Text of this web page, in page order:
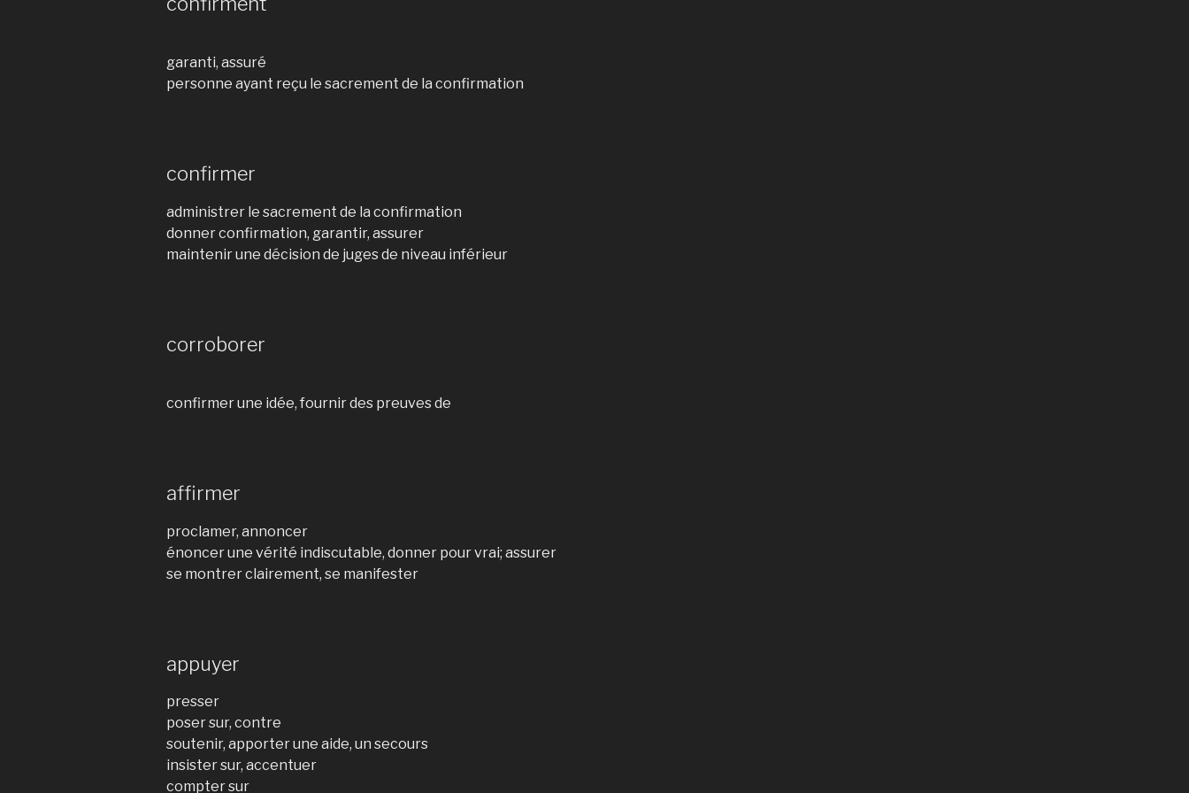
garanti, assuré
personne ayant reçu le sacrement de la confirmation
confirmer
administrer le sacrement de la confirmation
donner confirmation, garantir, assurer
maintenir une décision de juges de niveau inférieur
corroborer
confirmer une idée, fournir des preuves de
affirmer
proclamer, annoncer
énoncer une vérité indiscutable, donner pour vrai; assurer
se montrer clairement, se manifester
appuyer
presser
poser sur, contre
soutenir, apporter une aide, un secours
insister sur, accentuer
compter sur